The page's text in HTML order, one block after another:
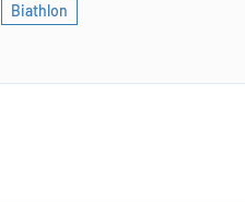
Biathlon